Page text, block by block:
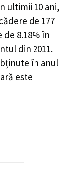
ultimii 10 ani,
de 177
de 8.18%în
din 2011.
în anul
este